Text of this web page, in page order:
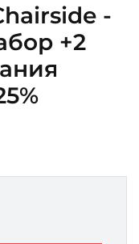
-
+2